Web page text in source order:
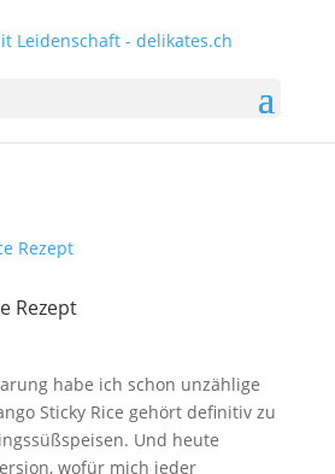
Rezept
habe ich schon unzählige
Sticky Rice gehört definitiv zu
Und heute
wofür mich jeder